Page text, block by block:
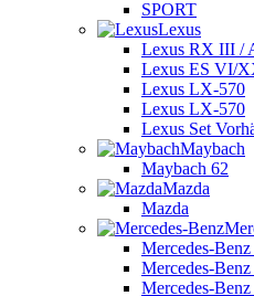
SPORT
Lexus
Lexus RX III /
Lexus ES VI/
Lexus LX-570
Lexus LX-570
Lexus Set
Maybach
Maybach 62
Mazda
Mazda
Mercedes-
Mercedes-
Mercedes-